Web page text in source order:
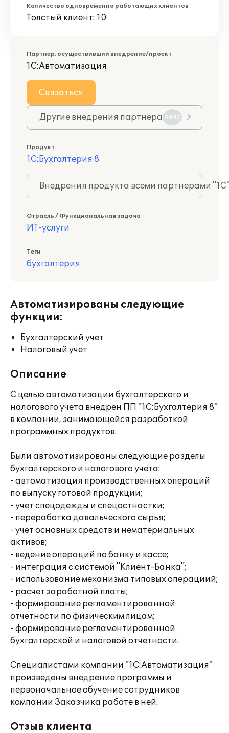
Количество одновременно работающих клиентов
Толстый клиент: 10
Партнер, осуществивший внедрение/проект
1С:Автоматизация
Связаться
Другие внедрения партнера 4693
Продукт
1С:Бухгалтерия 8
Внедрения продукта всеми партнерами
Отрасль / Функциональная задача
ИТ-услуги
Теги
бухгалтерия
Автоматизированы следующие
функции:
Бухгалтерский учет
Налоговый учет
Описание
С целью автоматизации бухгалтерского и
налогового учета внедрен ПП "1С:Бухгалтерия 8"
в компании, занимающейся разработкой
программных продуктов.
Были автоматизированы следующие разделы
бухгалтерского и налогового учета:
- автоматизация производственных операций
по выпуску готовой продукции;
- учет спецодежды и спецостнастки;
- переработка давальческого сырья;
- учет основных средств и нематериальных
активов;
- ведение операций по банку и кассе;
- интеграция с системой "Клиент-Банка";
- использование механизма типовых операциий;
- расчет заработной платы;
- формирование регламентированной
отчетности по физическим лицам;
- формирование регламентированной
бухгалтерской и налоговой отчетности.
Специалистами компании "1С:Автоматизация"
произведены внедрение программы и
первоначальное обучение сотрудников
компании Заказчика работе в ней.
Отзыв клиента